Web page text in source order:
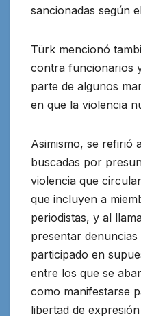
sancionadas según
Türk mencionó
contra funcionarios
parte de algunos
en que la violencia
Asimismo, se refirió
buscadas por
violencia que
que incluyen a
periodistas, y al
presentar
participado en
entre los que se
como manifestarse
libertad de